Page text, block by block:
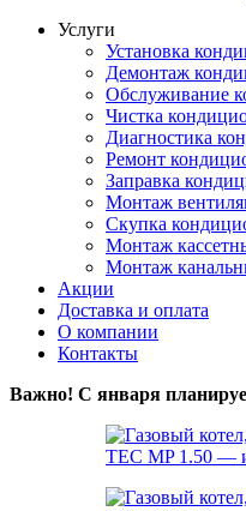
Услуги
Установка
Демонтаж
Обслуживание
Чистка
Диагностика
Ремонт
Заправка
Монтаж
Скупка
Монтаж
Монтаж
Акции
Доставка и оплата
О компании
Контакты
Важно! С января